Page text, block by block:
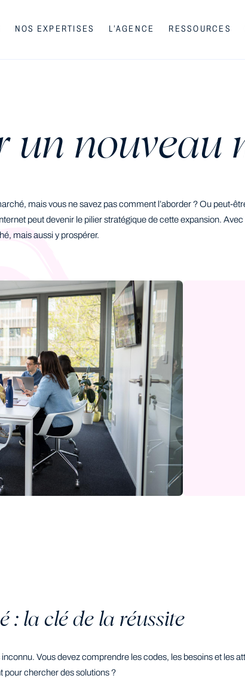
NOS EXPERTISES L’AGENCE RESSOURCES
un nouveau
mais vous ne savez pas comment l’aborder ? Ou peut-
peut devenir le pilier stratégique de cette expansion.
mais aussi y prospérer.
: la clé de la réussite
Vous devez comprendre les codes, les besoins et les
pour chercher des solutions ?